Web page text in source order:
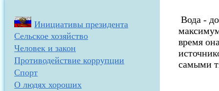
Инициативы президента
Сельское хозяйство
Человек и закон
Противодействие коррупции
Спорт
О людях хороших
Вода -
время
самыми